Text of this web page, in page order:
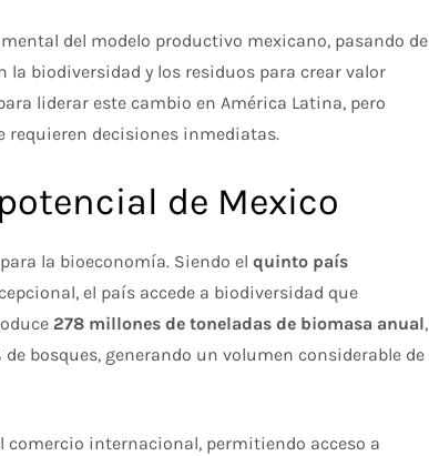
del modelo productivo mexicano, pasando de
biodiversidad y los residuos para crear valor
liderar este cambio en América Latina, pero
decisiones inmediatas.
de Mexico
la bioeconomía. Siendo elquinto país
el país accede a biodiversidad que
278 millones de toneladas de biomasa anual,
bosques, generando un volumen considerable de
comercio internacional, permitiendo acceso a